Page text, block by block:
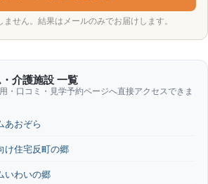
せん。結果はメールのみでお届けします。
介護施設 一覧
・口コミ・見学予約ページへ直接アクセスできま
あおぞら
け住宅反町の郷
いわいの郷